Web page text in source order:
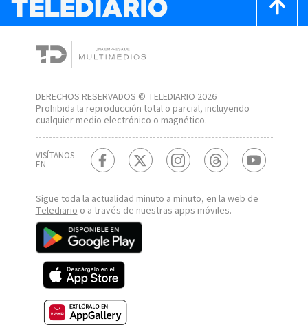
DERECHOS RESERVADOS © TELEDIARIO 2026
Prohibida la reproducción total o parcial, incluyendo
cualquier medio electrónico o magnético.
VISÍTANOS
EN
Sigue toda la actualidad minuto a minuto, en la web de
Telediarioo a través de nuestras apps móviles.